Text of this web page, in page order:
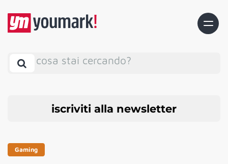
cosa stai cercando?
iscriviti alla newsletter
Gaming